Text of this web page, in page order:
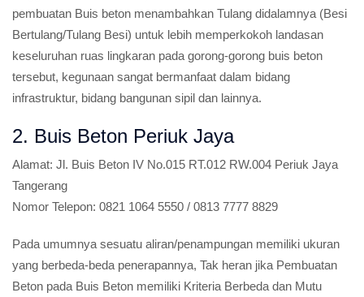
pembuatan Buis beton menambahkan Tulang didalamnya (Besi
Bertulang/Tulang Besi) untuk lebih memperkokoh landasan
keseluruhan ruas lingkaran pada gorong-gorong buis beton
tersebut, kegunaan sangat bermanfaat dalam bidang
infrastruktur, bidang bangunan sipil dan lainnya.
2. Buis Beton Periuk Jaya
Alamat: Jl. Buis Beton IV No.015 RT.012 RW.004 Periuk Jaya
Tangerang
Nomor Telepon: 0821 1064 5550 / 0813 7777 8829
Pada umumnya sesuatu aliran/penampungan memiliki ukuran
yang berbeda-beda penerapannya, Tak heran jika Pembuatan
Beton pada Buis Beton memiliki Kriteria Berbeda dan Mutu